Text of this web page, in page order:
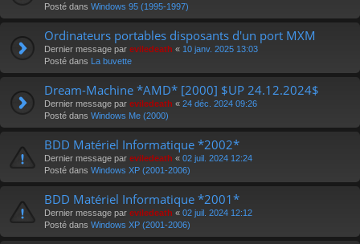
Posté dans Windows 95 (1995-1997)
Ordinateurs portables disposants d'un port MXM
Dernier message par eviledeath « 10 janv. 2025 13:03
Posté dans La buvette
Dream-Machine *AMD* [2000] $UP 24.12.2024$
Dernier message par eviledeath « 24 déc. 2024 09:26
Posté dans Windows Me (2000)
BDD Matériel Informatique *2002*
Dernier message par eviledeath « 02 juil. 2024 12:24
Posté dans Windows XP (2001-2006)
BDD Matériel Informatique *2001*
Dernier message par eviledeath « 02 juil. 2024 12:12
Posté dans Windows XP (2001-2006)